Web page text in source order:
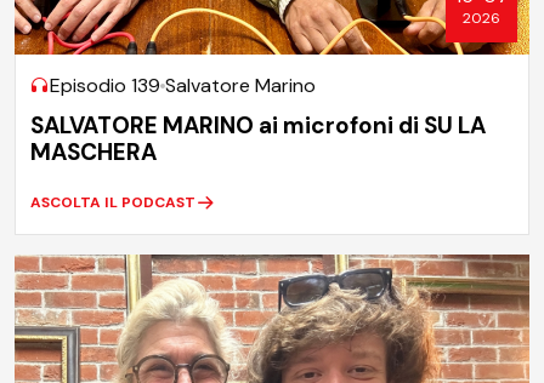
2026
Episodio 139 Salvatore Marino
SALVATORE MARINO ai microfoni di SU LA
MASCHERA
ASCOLTA IL PODCAST